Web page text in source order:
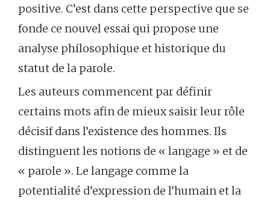
positive. C’est dans cette perspective que se
fonde ce nouvel essai qui propose une
analyse philosophique et historique du
statut de la parole.
Les auteurs commencent par définir
certains mots afin de mieux saisir leur rôle
décisif dans l’existence des hommes. Ils
distinguent les notions de « langage » et de
« parole ». Le langage comme la
potentialité d’expression de l’humain et la